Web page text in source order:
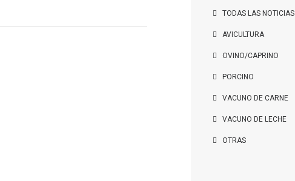
TODAS LAS NOTICIAS
AVICULTURA
OVINO/CAPRINO
PORCINO
VACUNO DE CARNE
VACUNO DE LECHE
OTRAS